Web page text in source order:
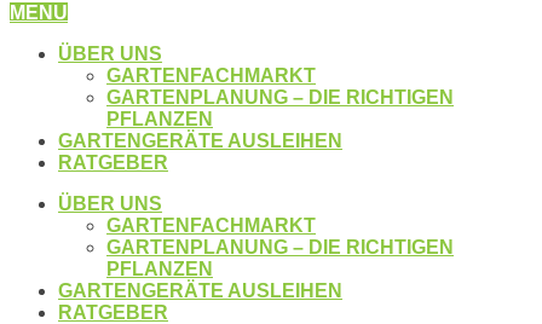
MENU
ÜBER UNS
GARTENFACHMARKT
GARTENPLANUNG – DIE RICHTIGEN
PFLANZEN
GARTENGERÄTE AUSLEIHEN
RATGEBER
ÜBER UNS
GARTENFACHMARKT
GARTENPLANUNG – DIE RICHTIGEN
PFLANZEN
GARTENGERÄTE AUSLEIHEN
RATGEBER